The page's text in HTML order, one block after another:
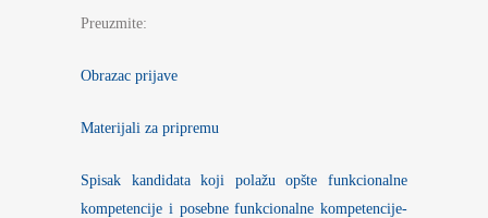
Preuzmite:
Obrazac prijave
Materijali za pripremu
Spisak kandidata koji polažu opšte funkcionalne
kompetencije i posebne funkcionalne kompetencije-